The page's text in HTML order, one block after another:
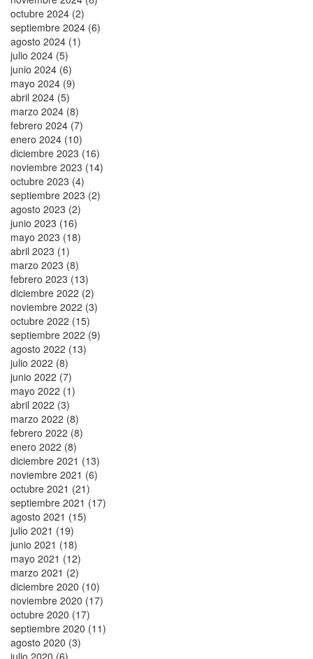
octubre 2024 (2)
septiembre 2024 (6)
agosto 2024 (1)
julio 2024 (5)
junio 2024 (6)
mayo 2024 (9)
abril 2024 (5)
marzo 2024 (8)
febrero 2024 (7)
enero 2024 (10)
diciembre 2023 (16)
noviembre 2023 (14)
octubre 2023 (4)
septiembre 2023 (2)
agosto 2023 (2)
junio 2023 (16)
mayo 2023 (18)
abril 2023 (1)
marzo 2023 (8)
febrero 2023 (13)
diciembre 2022 (2)
noviembre 2022 (3)
octubre 2022 (15)
septiembre 2022 (9)
agosto 2022 (13)
julio 2022 (8)
junio 2022 (7)
mayo 2022 (1)
abril 2022 (3)
marzo 2022 (8)
febrero 2022 (8)
enero 2022 (8)
diciembre 2021 (13)
noviembre 2021 (6)
octubre 2021 (21)
septiembre 2021 (17)
agosto 2021 (15)
julio 2021 (19)
junio 2021 (18)
mayo 2021 (12)
marzo 2021 (2)
diciembre 2020 (10)
noviembre 2020 (17)
octubre 2020 (17)
septiembre 2020 (11)
agosto 2020 (3)
julio 2020 (6)